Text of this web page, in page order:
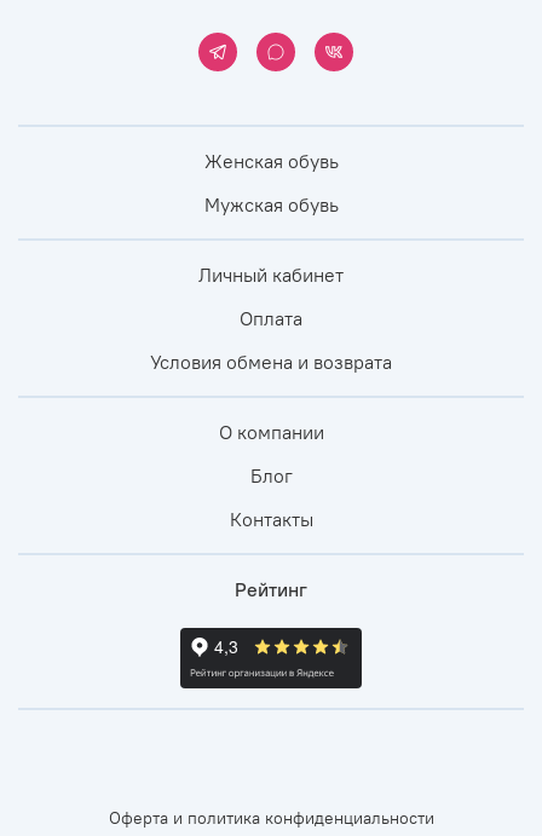
Женская обувь
Мужская обувь
Личный кабинет
Оплата
Условия обмена и возврата
О компании
Блог
Контакты
Рейтинг
Оферта и политика конфиденциальности